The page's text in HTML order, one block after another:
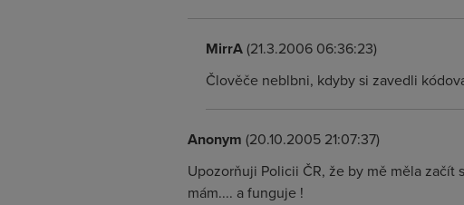
MirrA(21.3.2006 06:36:23)
Člověče neblbni, kdyby si zavedli
Anonym (20.10.2005 21:07:37)
Upozorňuji Policii ČR, že by mě měla
mám.... a funguje !